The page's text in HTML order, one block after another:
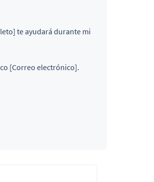
te ayudará durante mi
[Correo electrónico].